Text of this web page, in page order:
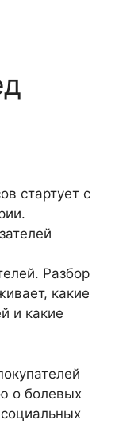
стартует с
Разбор
какие
и какие
о болевых